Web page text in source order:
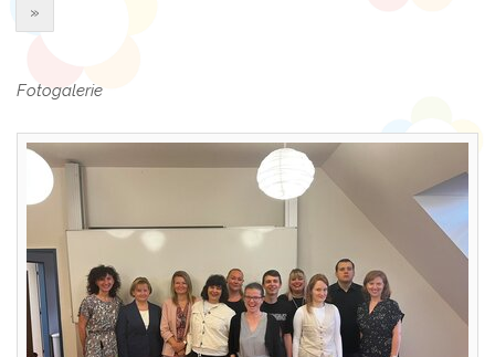
»
Fotogalerie